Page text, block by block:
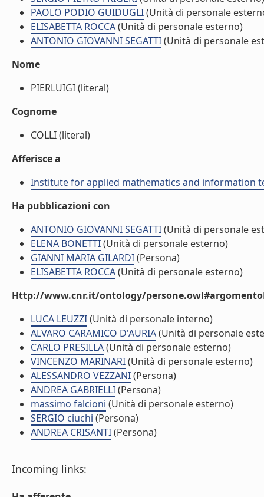
PAOLO PODIO GUIDUGLI(Unità di personale
ELISABETTA ROCCA(Unità di personale esterno)
ANTONIO GIOVANNI SEGATTI(Unità di personale
Nome
PIERLUIGI (literal)
Cognome
COLLI (literal)
Afferisce a
Institute for applied mathematics and information
Ha pubblicazioni con
ANTONIO GIOVANNI SEGATTI(Unità di personale
ELENA BONETTI(Unità di personale esterno)
GIANNI MARIA GILARDI(Persona)
ELISABETTA ROCCA(Unità di personale esterno)
Http://www.cnr.it/ontology/
LUCA LEUZZI(Unità di personale interno)
ALVARO CARAMICO D'AURIA(Unità di personale
CARLO PRESILLA(Unità di personale esterno)
VINCENZO MARINARI(Unità di personale esterno)
ALESSANDRO VEZZANI(Persona)
ANDREA GABRIELLI(Persona)
massimo falcioni (Unità di personale esterno)
SERGIO ciuchi (Persona)
ANDREA CRISANTI(Persona)
Incoming links: